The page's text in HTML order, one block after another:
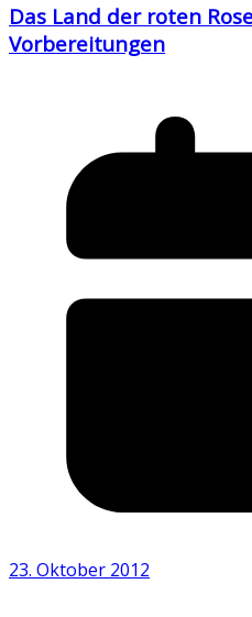
Das Land der roten
Vorbereitungen
23. Oktober 2012